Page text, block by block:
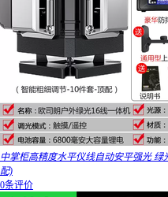
中掌柜高精度水平仪线自动安平强光
配)
0条评价